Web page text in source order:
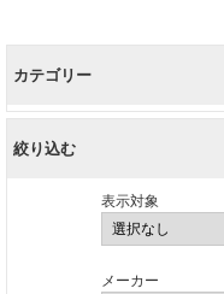
カテゴリー
絞り込む
表示対象
メーカー